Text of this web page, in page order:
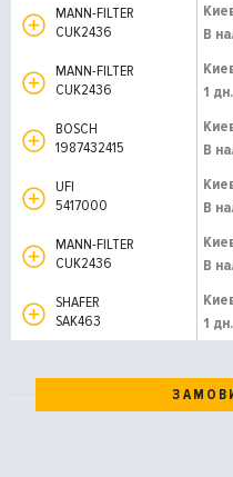
MANN-FILTER
CUK2436
В
MANN-FILTER
CUK2436
1 дн.
BOSCH
1987432415
В
UFI
5417000
В
MANN-FILTER
CUK2436
В
SHAFER
SAK463
1 дн.